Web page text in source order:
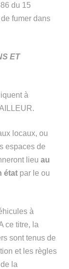
du 15
fumer dans
ET
à
locaux, ou
espaces de
lieu au
état par le ou
à
ce titre, la
sont tenus de
et les règles
la